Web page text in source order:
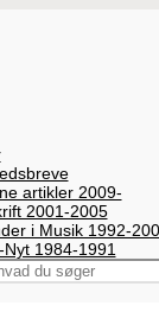
artikler 2009-
2001-2005
i Musik 1992-
Nyt 1984-1991